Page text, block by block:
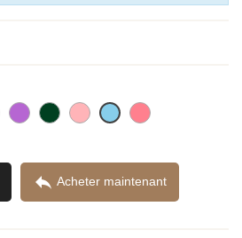
 Acheter maintenant